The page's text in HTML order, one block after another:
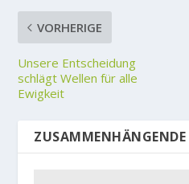
VORHERIGE
Unsere Entscheidung
schlägt Wellen für alle
Ewigkeit
ZUSAMMENHÄNGENDE